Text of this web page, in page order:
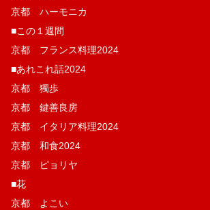
京都 ハーモニカ
■この１週間
京都 フランス料理2024
■あれこれ話2024
京都 獨歩
京都 鍵善良房
京都 イタリア料理2024
京都 和食2024
京都 ピョリヤ
■花
京都 よこい